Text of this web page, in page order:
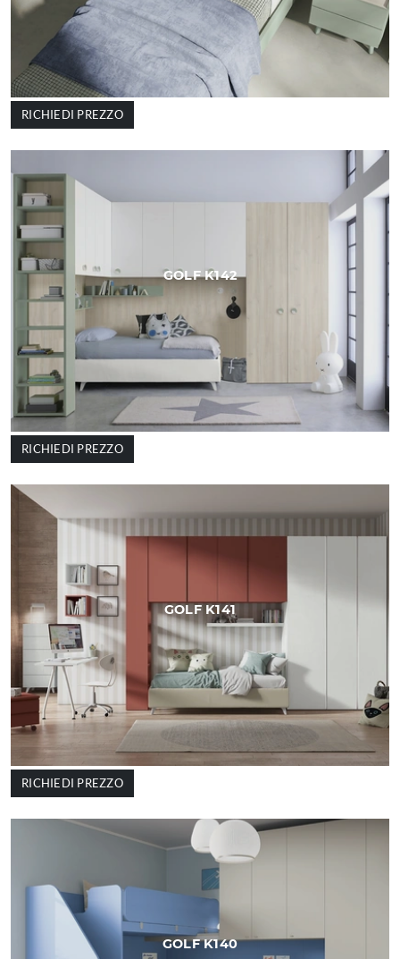
RICHIEDI PREZZO
GOLF K142
RICHIEDI PREZZO
GOLF K141
RICHIEDI PREZZO
GOLF K140